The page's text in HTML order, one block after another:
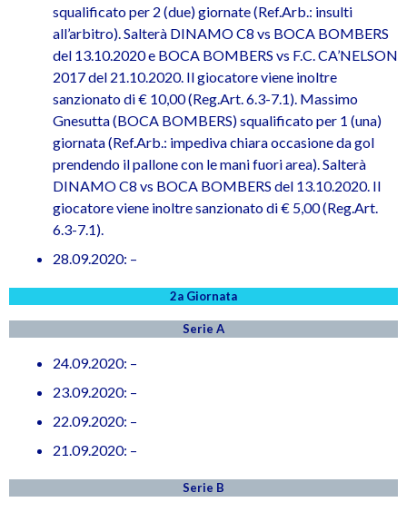
squalificato per 2 (due) giornate (Ref.Arb.: insulti
all’arbitro). Salterà DINAMO C8 vs BOCA BOMBERS
del 13.10.2020 e BOCA BOMBERS vs F.C. CA’NELSON
2017 del 21.10.2020. Il giocatore viene inoltre
sanzionato di € 10,00 (Reg.Art. 6.3-7.1). Massimo
Gnesutta (BOCA BOMBERS) squalificato per 1 (una)
giornata (Ref.Arb.: impediva chiara occasione da gol
prendendo il pallone con le mani fuori area). Salterà
DINAMO C8 vs BOCA BOMBERS del 13.10.2020. Il
giocatore viene inoltre sanzionato di € 5,00 (Reg.Art.
6.3-7.1).
28.09.2020: –
2a Giornata
Serie A
24.09.2020: –
23.09.2020: –
22.09.2020: –
21.09.2020: –
Serie B